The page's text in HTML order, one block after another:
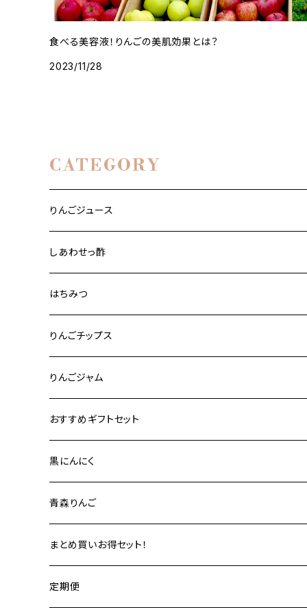
食べる美容液！りんごの美肌効果とは？
2023/11/28
CATEGORY
りんごジュース
りんご道 1000ml 2本セット
りんご道 1000ml 3本セット
りんご道 1000ml 6本セット
りんご道 1000ml 12本セット
しあわせっ酢
りんごっす しあわせっ酢」（はちみつ入り）
「りんごっす しあわせっ酢」（りんご酢100%） 720ml
玄米黒酢配合 「あ〜 しあわせっ酢」 720ml
はちみつ
はちみつ 580g
はちみつ 170g
はちみつ 45g
りんごチップス
りんごりんご 50g
りんごりんご 50g×5個セット
りんごジャム
あきないりんご 2個セット
あきないりんご＋りんご花 170g セット
おすすめギフトセット
3000円前後
5000円前後
8000円前後
黒にんにく
青森りんご
定期便
A 贈答用
まとめ買いお得セット！
りんご酢まとめ買いセット
定期便